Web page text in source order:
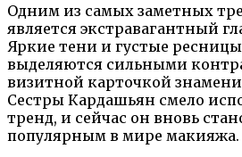
Одним из самых заметных
является экстравагантный
Яркие тени и густые
выделяются сильными
визитной карточкой
Сестры Кардашьян смело
тренд, и сейчас он вновь
популярным в мире макияжа.